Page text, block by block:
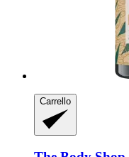
Carrello